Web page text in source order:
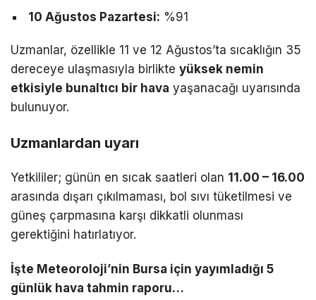
10 Ağustos Pazartesi: %91
Uzmanlar, özellikle 11 ve 12 Ağustos’ta sıcaklığın 35
dereceye ulaşmasıyla birlikte yüksek nemin
etkisiyle bunaltıcı bir hava yaşanacağı uyarısında
bulunuyor.
Uzmanlardan uyarı
Yetkililer; günün en sıcak saatleri olan 11.00 – 16.00
arasında dışarı çıkılmaması, bol sıvı tüketilmesi ve
güneş çarpmasına karşı dikkatli olunması
gerektiğini hatırlatıyor.
İşte Meteoroloji’nin Bursa için yayımladığı 5
günlük hava tahmin raporu…